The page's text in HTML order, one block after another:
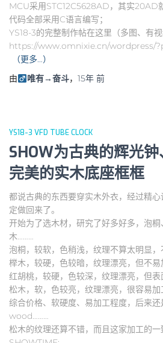
MCU采用STC12C5628AD，其实20AD
代码全部采用C语言编写；
YS18-3的完整制作帖在这里（多图、有视
https://www.omnixie.cn/wordpress/
（更多…）
由
唯有→奋斗， 15年前
YS18-3 VFD TUBE CLOCK
SHOW为古典的辉光
完美的实木底座框框
都说古典的东西要穿实木外衣，经过精
定做回来了。
开始为了选木材，研究了好多好多，泡
木………
泡桐，较软，色稍浅，纹理不算太明显，
榉木，较硬，色较暗，纹理漂亮，但不易
红胡桃，较硬，色较深，纹理漂亮，但表
松木，软，色较亮，纹理漂亮，很容易加
综合价格、软硬度、易加工程度，后来
wood………
松木的纹理还算不错，而且这家加工的一